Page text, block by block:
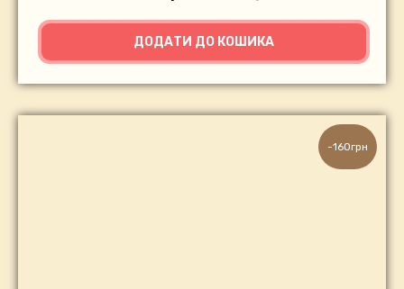
ДОДАТИ ДО КОШИКА
-160грн